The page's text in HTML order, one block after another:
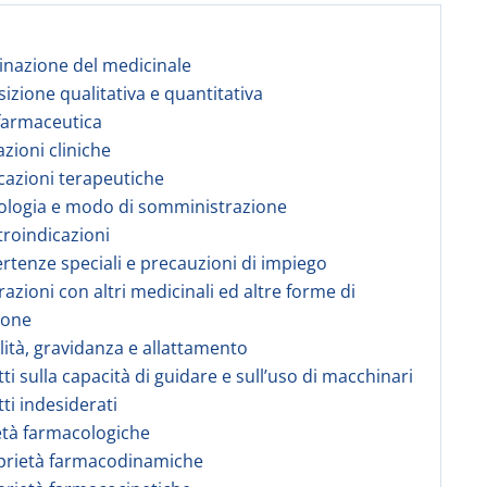
del medicinale
qualitativa e quantitativa
cliniche
terapeutiche
e modo di somministrazione
speciali e precauzioni di impiego
con altri medicinali ed altre forme di
gravidanza e allattamento
sulla capacità di guidare e sull’uso di macchinari
indesiderati
farmacologiche
farmacodinamiche